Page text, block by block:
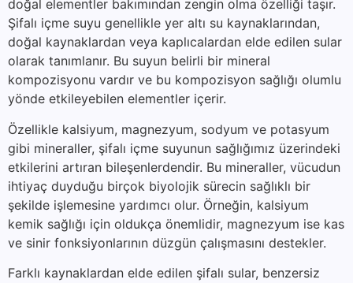
doğal elementler bakımından zengin olma özelliği taşır.
Şifalı içme suyu genellikle yer altı su kaynaklarından,
doğal kaynaklardan veya kaplıcalardan elde edilen sular
olarak tanımlanır. Bu suyun belirli bir mineral
kompozisyonu vardır ve bu kompozisyon sağlığı olumlu
yönde etkileyebilen elementler içerir.
Özellikle kalsiyum, magnezyum, sodyum ve potasyum
gibi mineraller, şifalı içme suyunun sağlığımız üzerindeki
etkilerini artıran bileşenlerdendir. Bu mineraller, vücudun
ihtiyaç duyduğu birçok biyolojik sürecin sağlıklı bir
şekilde işlemesine yardımcı olur. Örneğin, kalsiyum
kemik sağlığı için oldukça önemlidir, magnezyum ise kas
ve sinir fonksiyonlarının düzgün çalışmasını destekler.
Farklı kaynaklardan elde edilen şifalı sular, benzersiz